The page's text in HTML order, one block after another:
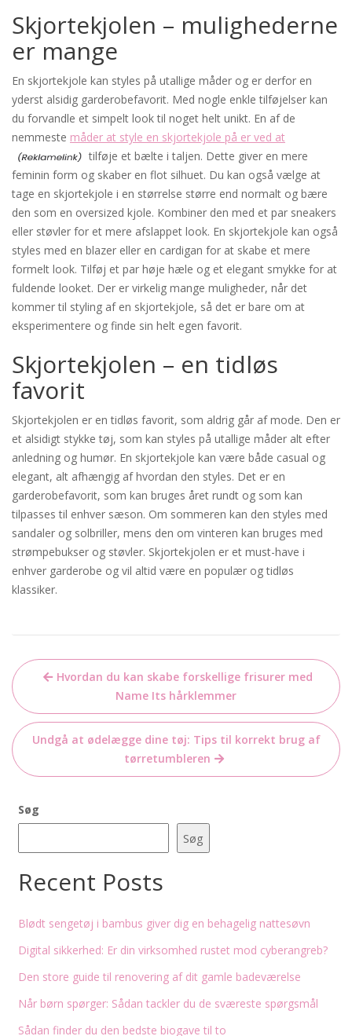
Skjortekjolen – mulighederne
er mange
En skjortekjole kan styles på utallige måder og er derfor en
yderst alsidig garderobefavorit. Med nogle enkle tilføjelser kan
du forvandle et simpelt look til noget helt unikt. En af de
nemmeste måder at style en skjortekjole på er ved at
tilføje et bælte i taljen. Dette giver en mere
feminin form og skaber en flot silhuet. Du kan også vælge at
tage en skjortekjole i en størrelse større end normalt og bære
den som en oversized kjole. Kombiner den med et par sneakers
eller støvler for et mere afslappet look. En skjortekjole kan også
styles med en blazer eller en cardigan for at skabe et mere
formelt look. Tilføj et par høje hæle og et elegant smykke for at
fuldende looket. Der er virkelig mange muligheder, når det
kommer til styling af en skjortekjole, så det er bare om at
eksperimentere og finde sin helt egen favorit.
Skjortekjolen – en tidløs
favorit
Skjortekjolen er en tidløs favorit, som aldrig går af mode. Den er
et alsidigt stykke tøj, som kan styles på utallige måder alt efter
anledning og humør. En skjortekjole kan være både casual og
elegant, alt afhængig af hvordan den styles. Det er en
garderobefavorit, som kan bruges året rundt og som kan
tilpasses til enhver sæson. Om sommeren kan den styles med
sandaler og solbriller, mens den om vinteren kan bruges med
strømpebukser og støvler. Skjortekjolen er et must-have i
enhver garderobe og vil altid være en populær og tidløs
klassiker.
Indlægsnavigation
Hvordan du kan skabe forskellige frisurer med
Name Its hårklemmer
Undgå at ødelægge dine tøj: Tips til korrekt brug af
tørretumbleren
Søg
Søg
Recent Posts
Blødt sengetøj i bambus giver dig en behagelig nattesøvn
Digital sikkerhed: Er din virksomhed rustet mod cyberangreb?
Den store guide til renovering af dit gamle badeværelse
Når børn spørger: Sådan tackler du de sværeste spørgsmål
Sådan finder du den bedste biogave til to